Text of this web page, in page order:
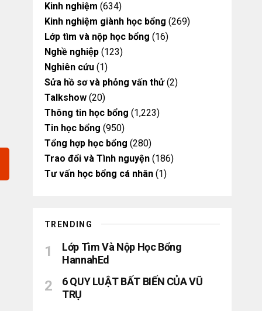
Kinh nghiệm (634)
Kinh nghiệm giành học bổng (269)
Lớp tìm và nộp học bổng (16)
Nghề nghiệp (123)
Nghiên cứu (1)
Sửa hồ sơ và phỏng vấn thử(2)
Talkshow (20)
Thông tin học bổng (1,223)
Tin học bổng (950)
Tổng hợp học bổng (280)
Trao đổi và Tình nguyện (186)
Tư vấn học bổng cá nhân (1)
TRENDING
Lớp Tìm Và Nộp Học Bổng
HannahEd
6 QUY LUẬT BẤT BIẾN CỦA VŨ
TRỤ